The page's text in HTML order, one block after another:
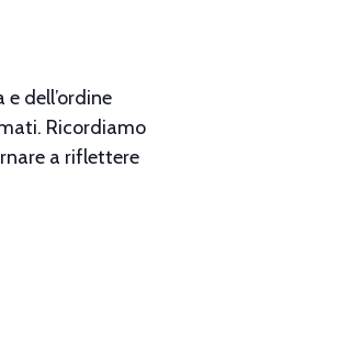
dell’ordine
Ricordiamo
a riflettere